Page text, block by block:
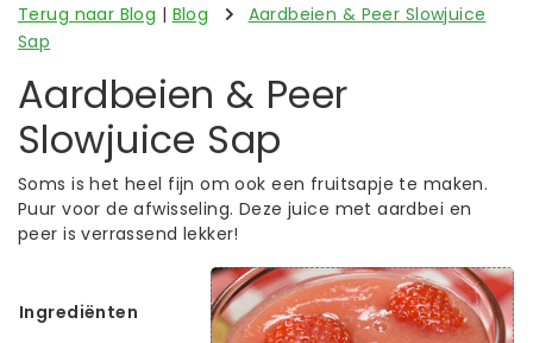
Terug naar Blog | Blog
Aardbeien & Peer Slowjuice
Sap
Aardbeien & Peer
Slowjuice Sap
Soms is het heel fijn om ook een fruitsapje te maken.
Puur voor de afwisseling. Deze juice met aardbei en
peer is verrassend lekker!
Ingrediënten